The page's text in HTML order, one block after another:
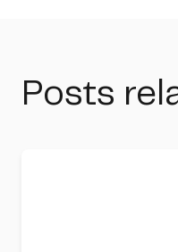
Posts